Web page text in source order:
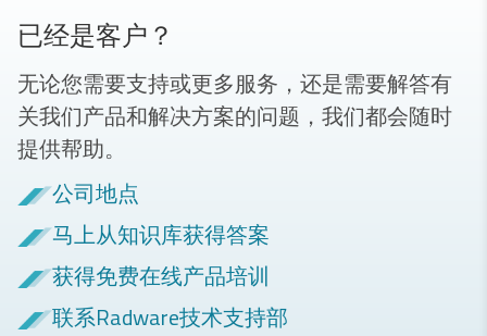
已经是客户？
无论您需要支持或更多服务，还是需要解答有
关我们产品和解决方案的问题，我们都会随时
提供帮助。
公司地点
马上从知识库获得答案
获得免费在线产品培训
联系Radware技术支持部